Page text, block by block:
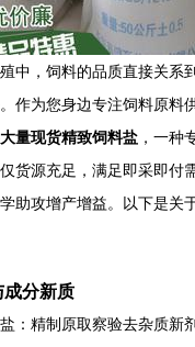
中，饲料的品质直接关系
作为您身边专注饲料原料
大量现货精致饲料盐 ，一种
货源充足，满足即采即付
助攻增产增益。以下是关
分新质
：精制原取察验去杂质新